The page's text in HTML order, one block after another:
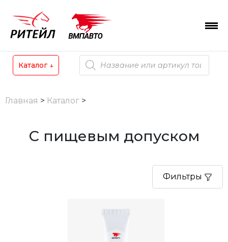
Skip
content
Каталог ↓
Поиск
товаров
Главная > Каталог >
С пищевым допуском
Фильтры